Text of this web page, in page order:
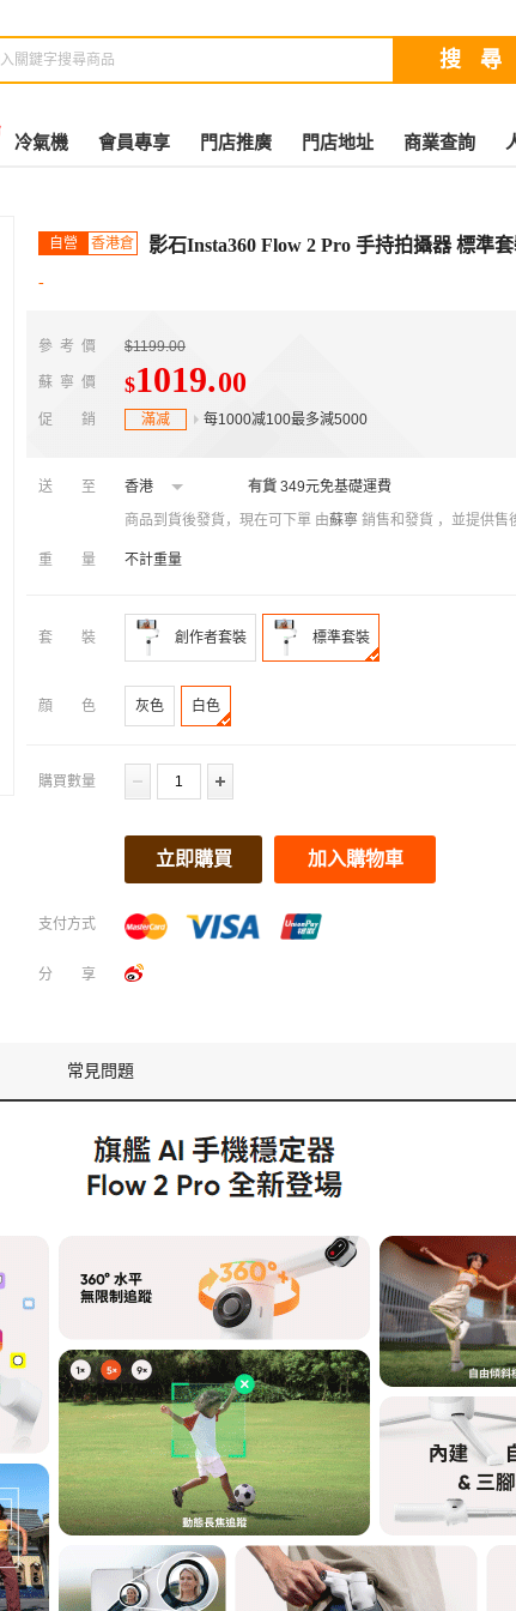
冷氣機 會員專享 門店推廣 門店地址 商業查詢
自營 香港倉 影石Insta360 Flow 2 Pro 手持拍攝器 標準
-
參考價 $1199.00
蘇寧價 $1019.00
促銷 滿减 每1000减100最多減5000
送至 香港 有貨 349元免基礎運費
商品到貨後發貨，現在可下單 由蘇寧 銷售和發貨 ，並提供售
重量 不計重量
套裝 創作者套裝 標準套裝
顔色 灰色 白色
購買數量
立即購買 加入購物車
支付方式
分享
常見問題